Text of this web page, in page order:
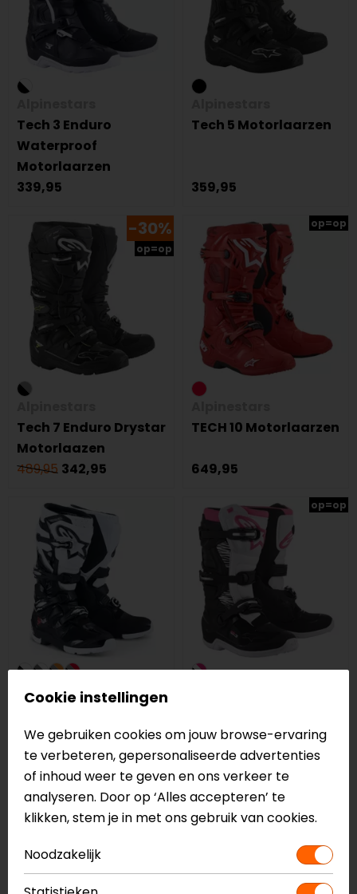
Tech 3 Enduro
Waterproof
Motorlaarzen
339,95
Tech 5 Motorlaarzen
359,95
-30%
op=op
Tech 7 Enduro Drystar
Motorlaazen
489,95 342,95
op=op
TECH 10 Motorlaarzen
649,95
Alpinestars
2026 Tech 7 Enduro
Motorlaarzen
479,95
op=op
259,95
Crosslaarzen kopen voor ultieme
bescherming
Voorkom een blessure en koop een paar stevige
crosslaarzen, we hebben ze in verschillende soorten
Cookie instellingen
We gebruiken cookies om jouw browse-ervaring
te verbeteren, gepersonaliseerde advertenties
of inhoud weer te geven en ons verkeer te
analyseren. Door op ‘Alles accepteren’ te
klikken, stem je in met ons gebruik van cookies.
Noodzakelijk